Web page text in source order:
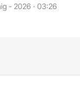
- 2026 · 03:26